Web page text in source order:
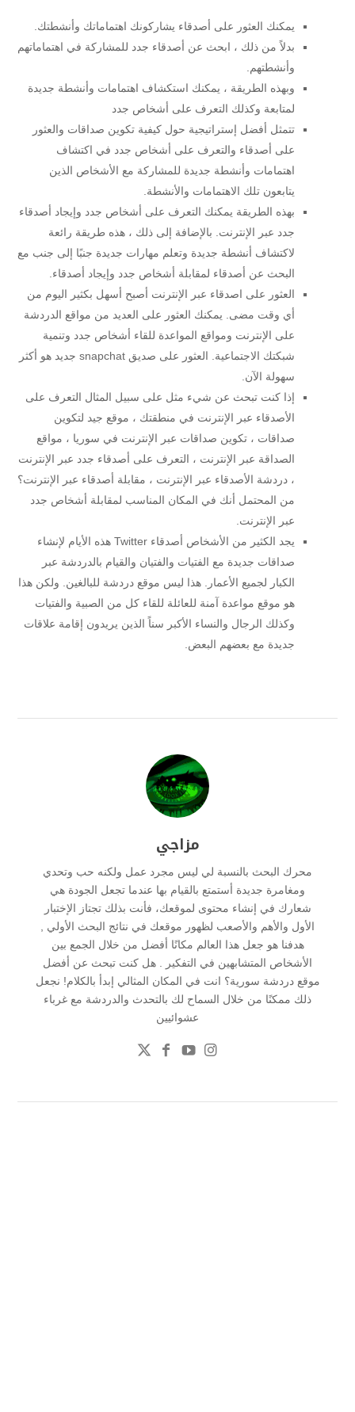
يمكنك العثور على أصدقاء يشاركونك اهتماماتك وأنشطتك.
بدلاً من ذلك ، ابحث عن أصدقاء جدد للمشاركة في اهتماماتهم
وأنشطتهم.
وبهذه الطريقة ، يمكنك استكشاف اهتمامات وأنشطة جديدة
لمتابعة وكذلك التعرف على أشخاص جدد
تتمثل أفضل إستراتيجية حول كيفية تكوين صداقات والعثور
على أصدقاء والتعرف على أشخاص جدد في اكتشاف
اهتمامات وأنشطة جديدة للمشاركة مع الأشخاص الذين
يتابعون تلك الاهتمامات والأنشطة.
بهذه الطريقة يمكنك التعرف على أشخاص جدد وإيجاد أصدقاء
جدد عبر الإنترنت. بالإضافة إلى ذلك ، هذه طريقة رائعة
لاكتشاف أنشطة جديدة وتعلم مهارات جديدة جنبًا إلى جنب مع
البحث عن أصدقاء لمقابلة أشخاص جدد وإيجاد أصدقاء.
العثور على اصدقاء عبر الإنترنت أصبح أسهل بكثير اليوم من
أي وقت مضى. يمكنك العثور على العديد من مواقع الدردشة
على الإنترنت ومواقع المواعدة للقاء أشخاص جدد وتنمية
شبكتك الاجتماعية. العثور على صديق snapchat جديد هو أكثر
سهولة الآن.
إذا كنت تبحث عن شيء مثل على سبيل المثال التعرف على
الأصدقاء عبر الإنترنت في منطقتك ، موقع جيد لتكوين
صداقات ، تكوين صداقات عبر الإنترنت في سوريا ، مواقع
الصداقة عبر الإنترنت ، التعرف على أصدقاء جدد عبر الإنترنت
، دردشة الأصدقاء عبر الإنترنت ، مقابلة أصدقاء عبر الإنترنت؟
من المحتمل أنك في المكان المناسب لمقابلة أشخاص جدد
عبر الإنترنت.
يجد الكثير من الأشخاص أصدقاء Twitter هذه الأيام لإنشاء
صداقات جديدة مع الفتيات والفتيان والقيام بالدردشة عبر
الكبار لجميع الأعمار. هذا ليس موقع دردشة للبالغين. ولكن هذا
هو موقع مواعدة آمنة للعائلة للقاء كل من الصبية والفتيات
وكذلك الرجال والنساء الأكبر سناً الذين يريدون إقامة علاقات
جديدة مع بعضهم البعض.
مزاجي
محرك البحث بالنسبة لي ليس مجرد عمل ولكنه حب وتحدي
ومغامرة جديدة أستمتع بالقيام بها عندما تجعل الجودة هي
شعارك في إنشاء محتوى لموقعك، فأنت بذلك تجتاز الإختبار
الأول والأهم والأصعب لظهور موقعك في نتائج البحث الأولي ,
هدفنا هو جعل هذا العالم مكانًا أفضل من خلال الجمع بين
الأشخاص المتشابهين في التفكير . هل كنت تبحث عن أفضل
موقع دردشة سورية؟ انت في المكان المثالي إبدأ بالكلام! نجعل
ذلك ممكنًا من خلال السماح لك بالتحدث والدردشة مع غرباء
عشوائيين